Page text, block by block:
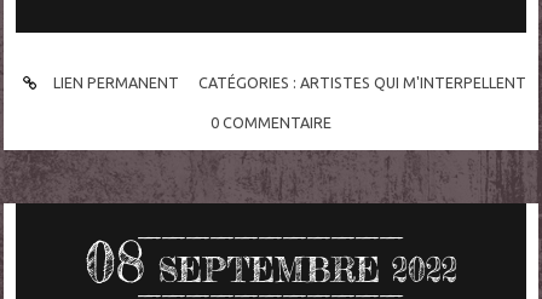
LIEN PERMANENT CATÉGORIES : ARTISTES QUI M'INTERPELLENT
0 COMMENTAIRE
08 SEPTEMBRE 2022